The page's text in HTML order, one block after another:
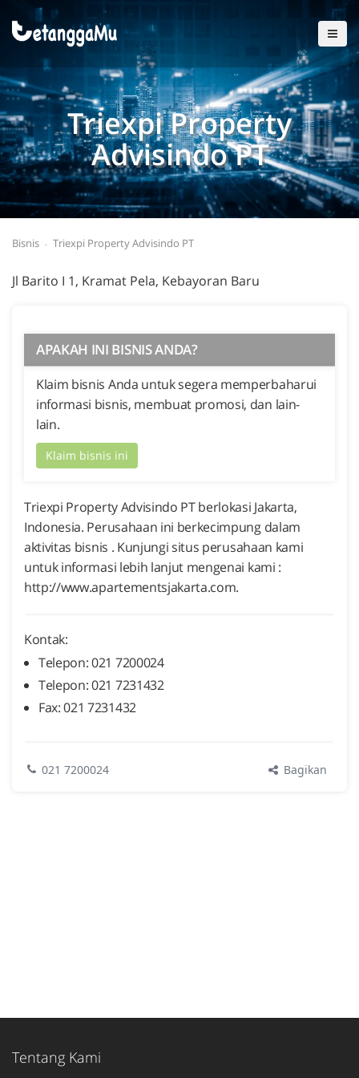
Triexpi Property
Advisindo PT
Bisnis Triexpi Property Advisindo PT
Jl Barito I 1, Kramat Pela, Kebayoran Baru
APAKAH INI BISNIS ANDA?
Klaim bisnis Anda untuk segera memperbaharui
informasi bisnis, membuat promosi, dan lain-
lain.
Klaim bisnis ini
Triexpi Property Advisindo PT berlokasi Jakarta,
Indonesia. Perusahaan ini berkecimpung dalam
aktivitas bisnis . Kunjungi situs perusahaan kami
untuk informasi lebih lanjut mengenai kami :
http://www.apartementsjakarta.com.
Kontak:
Telepon: 021 7200024
Telepon: 021 7231432
Fax: 021 7231432
021 7200024 Bagikan
Tentang Kami